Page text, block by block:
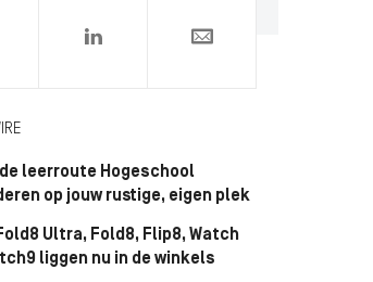
0
leerroute Hogeschool
op jouw rustige, eigen plek
Ultra, Fold8, Flip8, Watch
liggen nu in de winkels